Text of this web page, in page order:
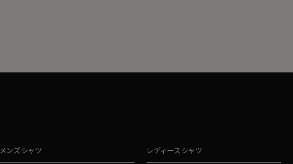
メンズシャツ レディースシャツ